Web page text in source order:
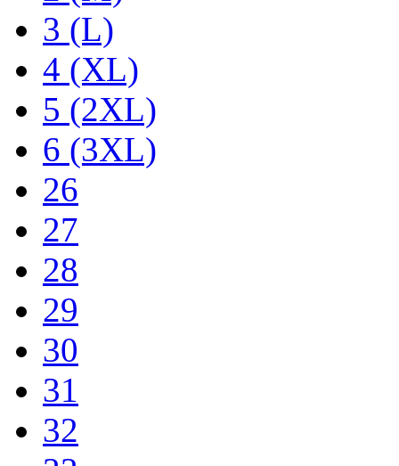
3 (L)
4 (XL)
5 (2XL)
6 (3XL)
26
27
28
29
30
31
32